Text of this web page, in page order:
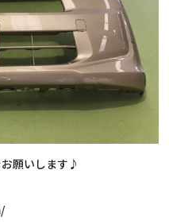
願いします♪